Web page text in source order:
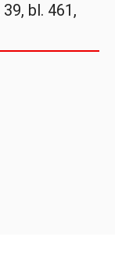
bl. 461,